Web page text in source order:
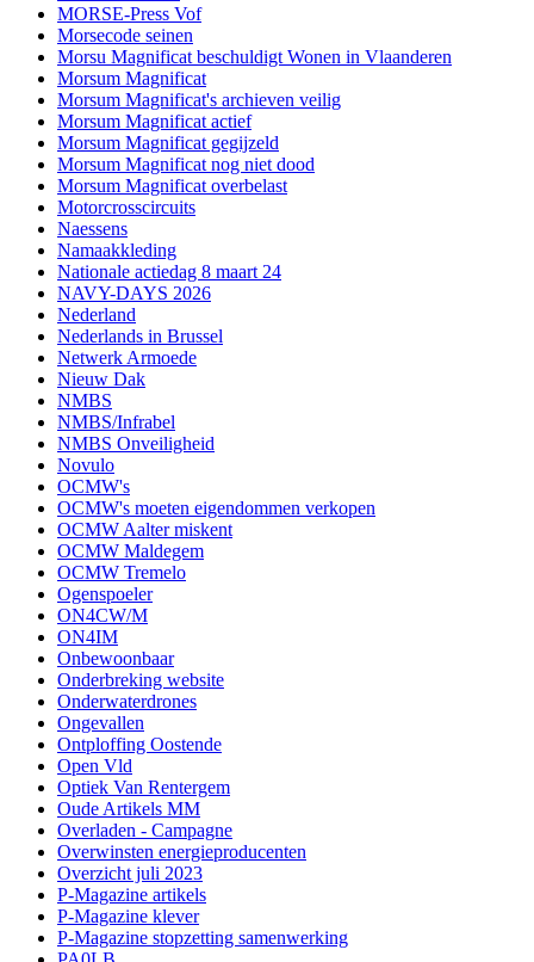
MORSE-Press Vof
Morsecode seinen
Morsu Magnificat beschuldigt Wonen in Vlaanderen
Morsum Magnificat
Morsum Magnificat's archieven veilig
Morsum Magnificat actief
Morsum Magnificat gegijzeld
Morsum Magnificat nog niet dood
Morsum Magnificat overbelast
Motorcrosscircuits
Naessens
Namaakkleding
Nationale actiedag 8 maart 24
NAVY-DAYS 2026
Nederland
Nederlands in Brussel
Netwerk Armoede
Nieuw Dak
NMBS
NMBS/Infrabel
NMBS Onveiligheid
Novulo
OCMW's
OCMW's moeten eigendommen verkopen
OCMW Aalter miskent
OCMW Maldegem
OCMW Tremelo
Ogenspoeler
ON4CW/M
ON4IM
Onbewoonbaar
Onderbreking website
Onderwaterdrones
Ongevallen
Ontploffing Oostende
Open Vld
Optiek Van Rentergem
Oude Artikels MM
Overladen - Campagne
Overwinsten energieproducenten
Overzicht juli 2023
P-Magazine artikels
P-Magazine klever
P-Magazine stopzetting samenwerking